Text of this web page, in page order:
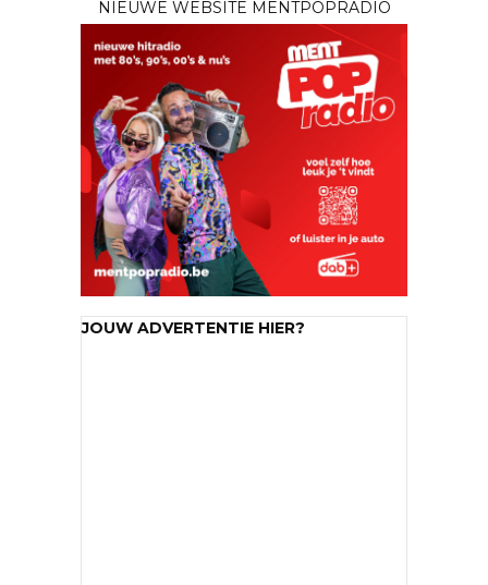
NIEUWE WEBSITE MENTPOPRADIO
JOUW ADVERTENTIE HIER?